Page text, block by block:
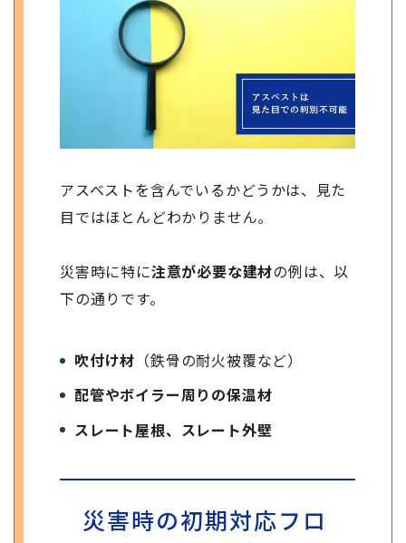
アスベストを含んでいるかどうかは、見た
目ではほとんどわかりません。
災害時に特に注意が必要な建材の例は、以
下の通りです。
吹付け材 （鉄骨の耐火被覆など）
配管やボイラー周りの保温材
スレート屋根、スレー ト外壁
災害時の初期対応フロ